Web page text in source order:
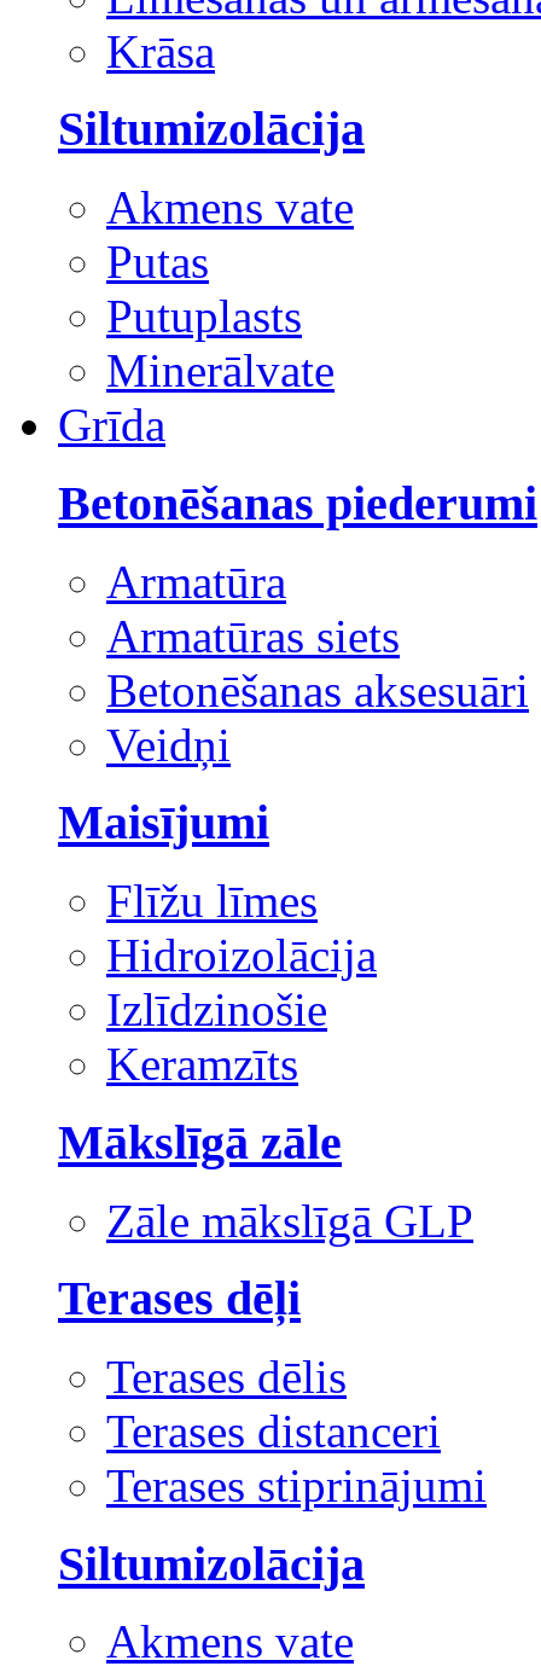
Krāsa
Siltumizolācija
Akmens vate
Putas
Putuplasts
Minerālvate
Grīda
Betonēšanas piederumi
Armatūra
Armatūras siets
Betonēšanas aksesuāri
Veidņi
Maisījumi
Flīžu līmes
Hidroizolācija
Izlīdzinošie
Keramzīts
Mākslīgā zāle
Zāle mākslīgā GLP
Terases dēļi
Terases dēlis
Terases distanceri
Terases stiprinājumi
Siltumizolācija
Akmens vate